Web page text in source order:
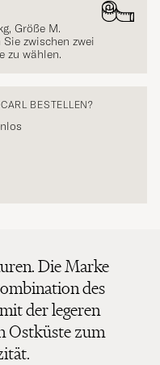
Größe M.
zwischen zwei
zu wählen.
BESTELLEN?
Die Marke
des
der legeren
Ostküste zum